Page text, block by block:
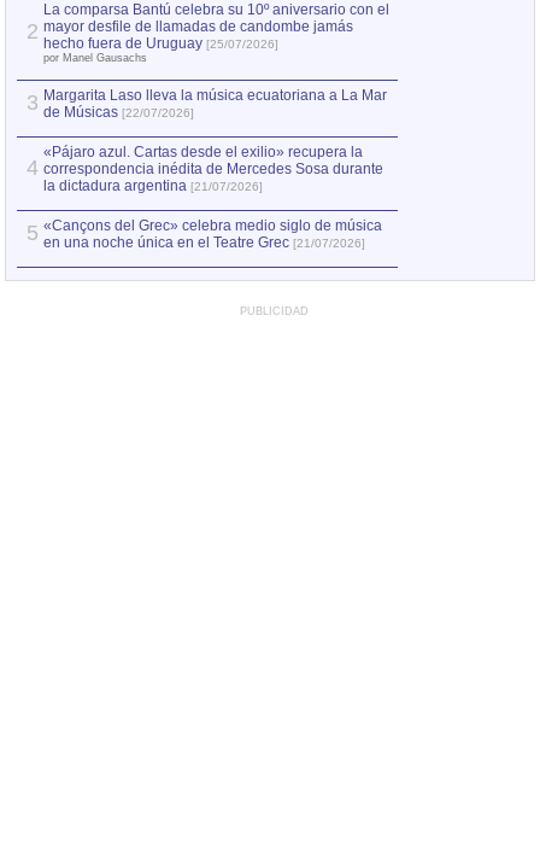
2
La comparsa Bantú celebra su 10º aniversario con el
mayor desfile de llamadas de candombe jamás
hecho fuera de Uruguay [25/07/2026]
por Manel Gausachs
3 Margarita Laso lleva la música ecuatoriana a La Mar
de Músicas [22/07/2026]
4
«Pájaro azul. Cartas desde el exilio» recupera la
correspondencia inédita de Mercedes Sosa durante
la dictadura argentina [21/07/2026]
5 «Cançons del Grec» celebra medio siglo de música
en una noche única en el Teatre Grec [21/07/2026]
PUBLICIDAD